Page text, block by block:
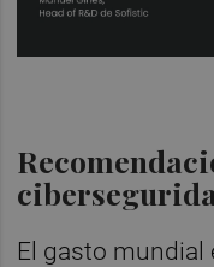
El gasto mundial